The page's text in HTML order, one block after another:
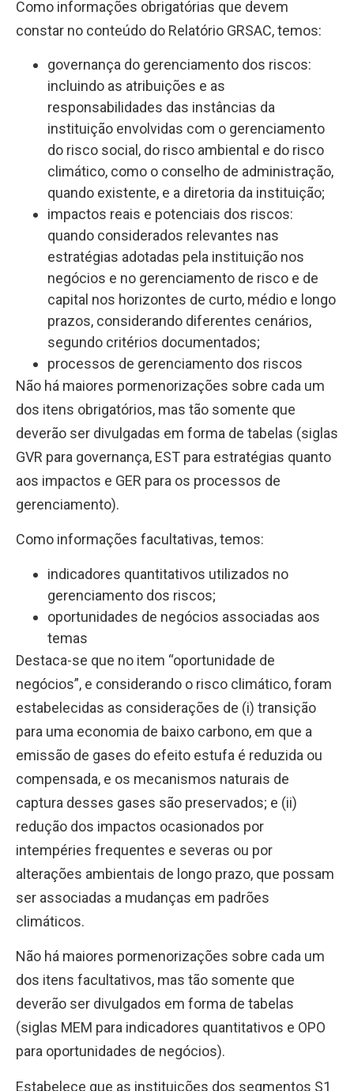
Como informações obrigatórias que devem
constar no conteúdo do Relatório GRSAC, temos:
governança do gerenciamento dos riscos:
incluindo as atribuições e as
responsabilidades das instâncias da
instituição envolvidas com o gerenciamento
do risco social, do risco ambiental e do risco
climático, como o conselho de administração,
quando existente, e a diretoria da instituição;
impactos reais e potenciais dos riscos:
quando considerados relevantes nas
estratégias adotadas pela instituição nos
negócios e no gerenciamento de risco e de
capital nos horizontes de curto, médio e longo
prazos, considerando diferentes cenários,
segundo critérios documentados;
processos de gerenciamento dos riscos
Não há maiores pormenorizações sobre cada um
dos itens obrigatórios, mas tão somente que
deverão ser divulgadas em forma de tabelas (siglas
GVR para governança, EST para estratégias quanto
aos impactos e GER para os processos de
gerenciamento).
Como informações facultativas, temos:
indicadores quantitativos utilizados no
gerenciamento dos riscos;
oportunidades de negócios associadas aos
temas
Destaca-se que no item “oportunidade de
negócios”, e considerando o risco climático, foram
estabelecidas as considerações de (i) transição
para uma economia de baixo carbono, em que a
emissão de gases do efeito estufa é reduzida ou
compensada, e os mecanismos naturais de
captura desses gases são preservados; e (ii)
redução dos impactos ocasionados por
intempéries frequentes e severas ou por
alterações ambientais de longo prazo, que possam
ser associadas a mudanças em padrões
climáticos.
Não há maiores pormenorizações sobre cada um
dos itens facultativos, mas tão somente que
deverão ser divulgados em forma de tabelas
(siglas MEM para indicadores quantitativos e OPO
para oportunidades de negócios).
Estabelece que as instituições dos segmentos S1